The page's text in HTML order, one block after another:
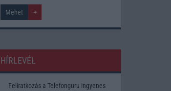
HÍRLEVÉL
Feliratkozás a Telefonguru ingyenes